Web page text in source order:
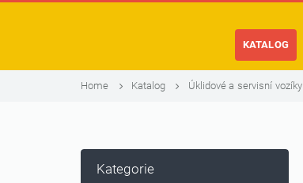
KATALOG
Home Katalog Úklidové a servisní vozíky
Kategorie